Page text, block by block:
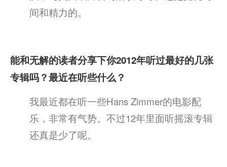
间和精力的。
能和无解的读者分享下你2012年听过最好的几张
专辑吗？最近在听些什么？
我最近都在听一些Hans Zimmer的电影配
乐，非常有气势。不过12年里面听摇滚专辑
还真是少了呢。